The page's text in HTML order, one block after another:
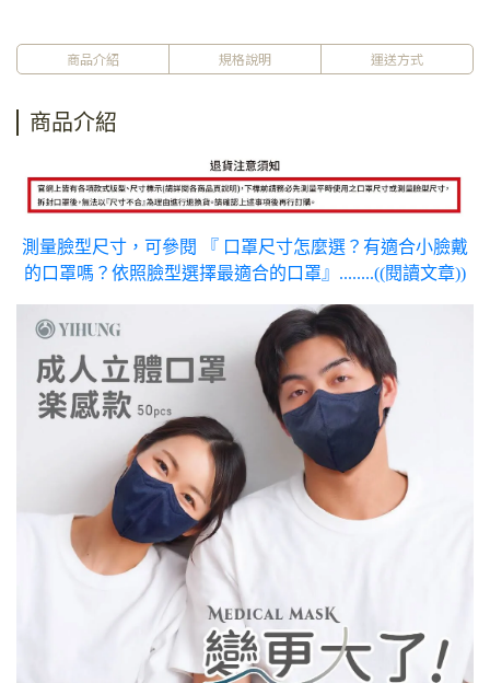
商品介紹 規格說明 運送方式
商品介紹
測量臉型尺寸，可參閱 『 口罩尺寸怎麼選？有適合小臉戴
的口罩嗎？依照臉型選擇最適合的口罩』........((閱讀文章))